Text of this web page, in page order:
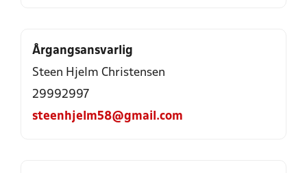
Årgangsansvarlig
Steen Hjelm Christensen
29992997
steenhjelm58@gmail.com